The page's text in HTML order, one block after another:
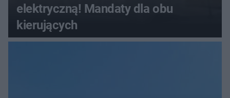
elektryczną! Mandaty dla obu
kierujących